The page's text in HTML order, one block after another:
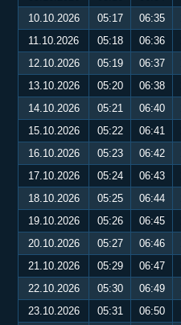
10.10.2026
05:17 06:35
11.10.2026
05:18 06:36
12.10.2026
05:19 06:37
13.10.2026
05:20 06:38
14.10.2026
05:21 06:40
15.10.2026
05:22 06:41
16.10.2026
05:23 06:42
17.10.2026
05:24 06:43
18.10.2026
05:25 06:44
19.10.2026
05:26 06:45
20.10.2026
05:27 06:46
21.10.2026
05:29 06:47
22.10.2026
05:30 06:49
23.10.2026
05:31 06:50